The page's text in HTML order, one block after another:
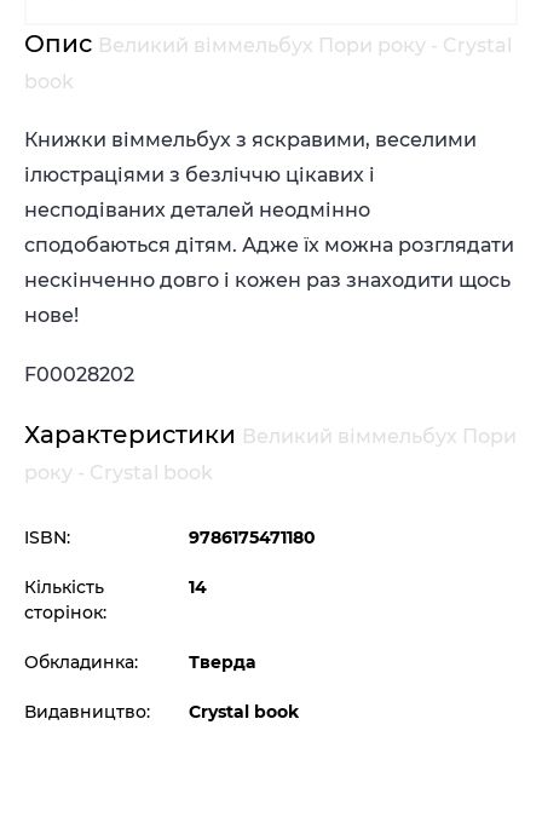
Опис Великий віммельбух Пори року - Crystal
book
Книжки віммельбух з яскравими, веселими
ілюстраціями з безліччю цікавих і
несподіваних деталей неодмінно
сподобаються дітям. Адже їх можна розглядати
нескінченно довго і кожен раз знаходити щось
нове!
F00028202
Характеристики Великий віммельбух Пори
року - Crystal book
ISBN: 9786175471180
Кількість
сторінок:
14
Обкладинка: Тверда
Видавництво: Crystal book